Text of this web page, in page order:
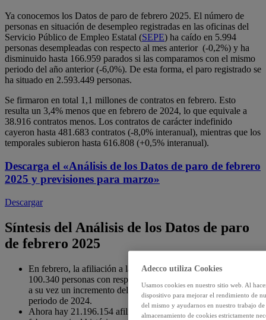
Ya conocemos los Datos de paro de febrero 2025. El número de
personas en situación de desempleo registradas en las oficinas del
Servicio Público de Empleo Estatal (SEPE) ha caído en 5.994
personas desempleadas con respecto al mes anterior (-0,2%) y ha
disminuido hasta 166.959 parados si las comparamos con el mismo
periodo del año anterior (-6,0%). De esta forma, el paro registrado se
ha situado en 2.593.449 personas.
Se firmaron en total 1,1 millones de contratos en febrero. Esto
resulta un 3,4% menos que en febrero de 2024, lo que equivale a
38.916 contratos menos. Los contratos de carácter indefinido
cayeron hasta 481.683 contratos (-8,0% interanual), mientras que los
temporales subieron hasta 616.808 (+0,5% interanual).
Descarga el «Análisis de los Datos de paro de febrero
2025 y previsiones para marzo»
Descargar
Síntesis del Análisis de los Datos de paro
de febrero 2025
En febrero, la afiliación a la Seguridad Social creció en
100.340 personas con respecto al mes anterior, lo que supuso
a su vez un incremento del 2,4% con respecto al mismo
periodo de 2024.
Ahora hay 21.196.154 afiliados, nuevo récord para el mes de
Adecco utiliza Cookies
Usamos cookies en nuestro sitio web. Al
dispositivo para mejorar el rendimiento de
del mismo y ayudarnos en nuestro trabajo
almacenamiento de cookies estrictamente